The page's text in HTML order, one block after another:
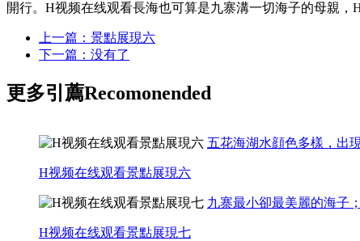
開行。H视频在线观看長海也可算是九寨溝一切海子的母親
上一篇：景點展現六
下一篇：没有了
更多引薦Recomonended
五花海湖水顔色多樣，出
H视频在线观看景點展現六
九寨最小卻最美麗的海子
H视频在线观看景點展現七